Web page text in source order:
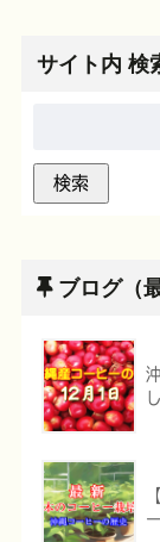
サイト内 検
ブログ（